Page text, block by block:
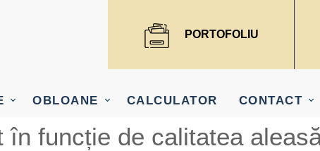
PORTOFOLIU
OBLOANE CALCULATOR CONTACT
în funcție de calitatea